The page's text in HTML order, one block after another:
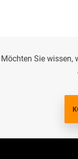
Möchten Sie wissen,